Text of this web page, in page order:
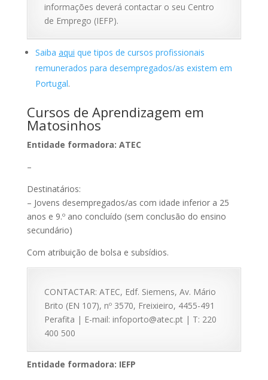
informações deverá contactar o seu Centro
de Emprego (IEFP).
Saiba aqui que tipos de cursos profissionais
remunerados para desempregados/as existem em
Portugal.
Cursos de Aprendizagem em
Matosinhos
Entidade formadora: ATEC
–
Destinatários:
– Jovens desempregados/as com idade inferior a 25
anos e 9.º ano concluído (sem conclusão do ensino
secundário)
Com atribuição de bolsa e subsídios.
CONTACTAR: ATEC, Edf. Siemens, Av. Mário
Brito (EN 107), nº 3570, Freixieiro, 4455-491
Perafita | E-mail: infoporto@atec.pt | T: 220
400 500
Entidade formadora: IEFP